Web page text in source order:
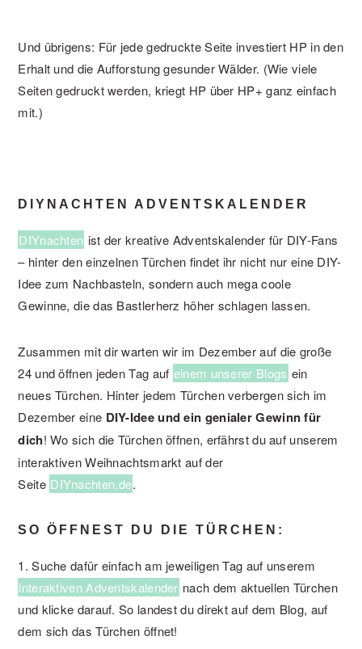
Und übrigens: Für jede gedruckte Seite investiert HP in den
Erhalt und die Aufforstung gesunder Wälder. (Wie viele
Seiten gedruckt werden, kriegt HP über HP+ ganz einfach
mit.)
DIYNACHTEN ADVENTSKALENDER
DIYnachten ist der kreative Adventskalender für DIY-Fans
– hinter den einzelnen Türchen findet ihr nicht nur eine DIY-
Idee zum Nachbasteln, sondern auch mega coole
Gewinne, die das Bastlerherz höher schlagen lassen.
Zusammen mit dir warten wir im Dezember auf die große
24 und öffnen jeden Tag auf einem unserer Blogs ein
neues Türchen. Hinter jedem Türchen verbergen sich im
Dezember eine DIY-Idee und ein genialer Gewinn für
dich! Wo sich die Türchen öffnen, erfährst du auf unserem
interaktiven Weihnachtsmarkt auf der
Seite DIYnachten.de.
SO ÖFFNEST DU DIE TÜRCHEN:
1. Suche dafür einfach am jeweiligen Tag auf unserem
interaktiven Adventskalender nach dem aktuellen Türchen
und klicke darauf. So landest du direkt auf dem Blog, auf
dem sich das Türchen öffnet!